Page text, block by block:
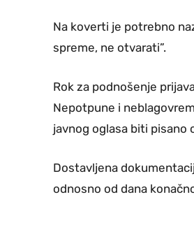
Na koverti je potrebno
spreme, ne otvarati”.
Rok za podnošenje
Nepotpune i
javnog oglasa biti pisano
Dostavljena
odnosno od dana